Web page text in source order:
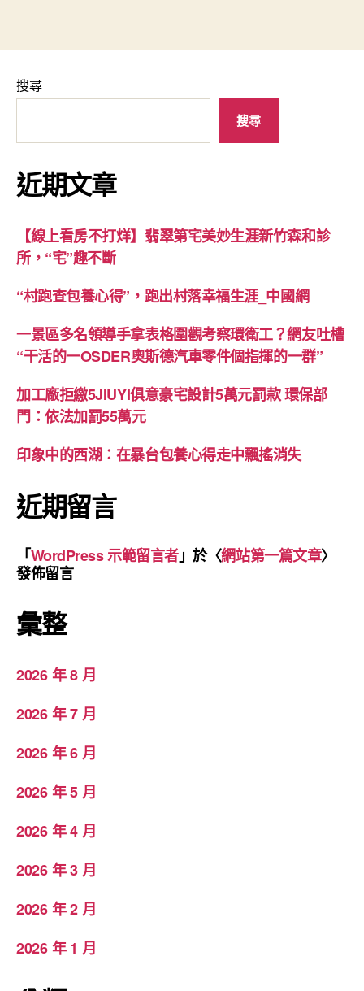
搜尋
搜尋
近期文章
【線上看房不打烊】翡翠第宅美妙生涯新竹森和診
所，“宅”趣不斷
“村跑查包養心得”，跑出村落幸福生涯_中國網
一景區多名領導手拿表格圍觀考察環衛工？網友吐槽
“干活的一OSDER奧斯德汽車零件個指揮的一群”
加工廠拒繳5JIUYI俱意豪宅設計5萬元罰款 環保部
門：依法加罰55萬元
印象中的西湖：在暴台包養心得走中飄搖消失
近期留言
「WordPress 示範留言者」於〈網站第一篇文章〉
發佈留言
彙整
2026 年 8 月
2026 年 7 月
2026 年 6 月
2026 年 5 月
2026 年 4 月
2026 年 3 月
2026 年 2 月
2026 年 1 月